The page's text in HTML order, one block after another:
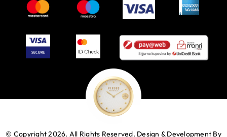
© Copyright 2026. All Rights Reserved. Design & Development By